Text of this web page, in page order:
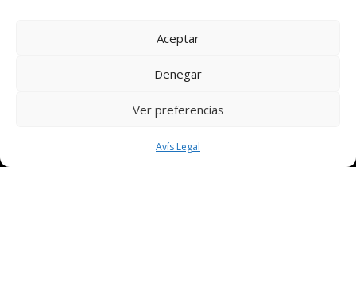
Aceptar
Denegar
Ver preferencias
Avís Legal
Av. Pere El Ceremonios, 78
info@artisreus.cat